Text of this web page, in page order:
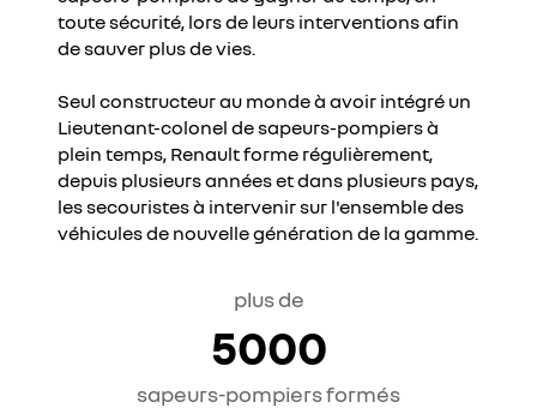
toute sécurité, lors de leurs interventions afin
de sauver plus de vies.
Seul constructeur au monde à avoir intégré un
Lieutenant-colonel de sapeurs-pompiers à
plein temps, Renault forme régulièrement,
depuis plusieurs années et dans plusieurs pays,
les secouristes à intervenir sur l'ensemble des
véhicules de nouvelle génération de la gamme.
plus de
5000
sapeurs-pompiers formés